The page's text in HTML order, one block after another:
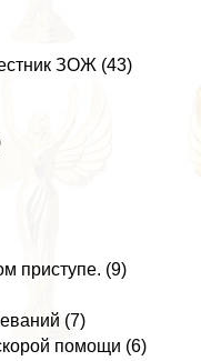
ЗОЖ (43)
приступе. (9)
(7)
помощи (6)